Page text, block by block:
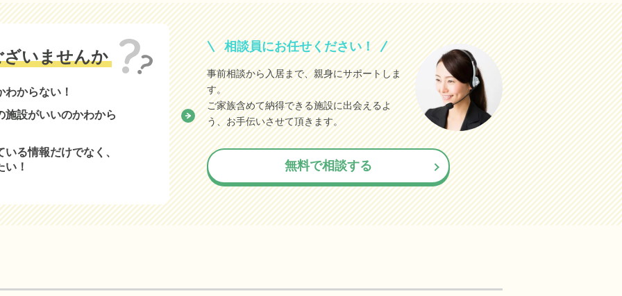
いませんか
からない！
施設がいいのかわから
る情報だけでなく、
！
相談員にお任せください！
事前相談から入居まで、親身にサポートしま
す。
ご家族含めて納得できる施設に出会えるよ
う、お手伝いさせて頂きます。
無料で相談する